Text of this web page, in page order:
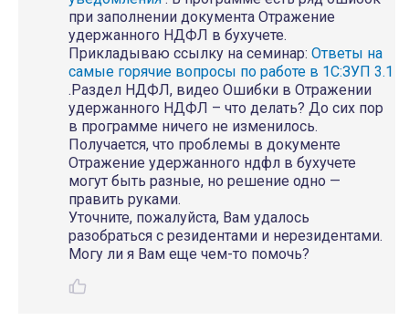
при заполнении документа Отражение
удержанного НДФЛ в бухучете.
Прикладываю ссылку на семинар: Ответы на
самые горячие вопросы по работе в 1С:ЗУП 3.1
.Раздел НДФЛ, видео Ошибки в Отражении
удержанного НДФЛ – что делать? До сих пор
в программе ничего не изменилось.
Получается, что проблемы в документе
Отражение удержанного ндфл в бухучете
могут быть разные, но решение одно —
править руками.
Уточните, пожалуйста, Вам удалось
разобраться с резидентами и нерезидентами.
Могу ли я Вам еще чем-то помочь?